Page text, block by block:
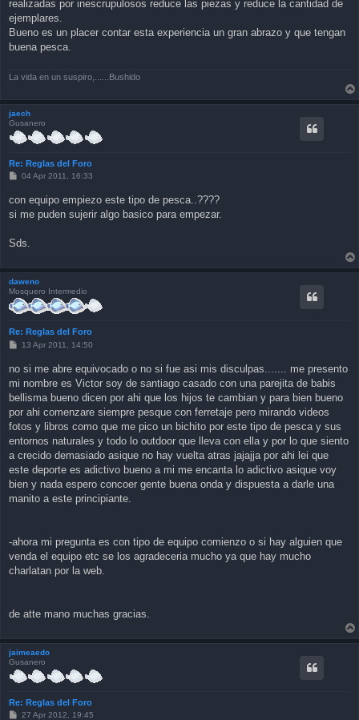
realizadas por inescrupulosos reduce las piezas y reduce la cantidad de
ejemplares.
Bueno es un placer contar esta experiencia un gran abrazo y que tengan
buena pesca.
La vida en un suspiro,......Bushido
jaech
Gusanero
Re: Reglas del Foro
P
t
04 Apr 2011, 16:33
con equipo empiezo este tipo de pesca..????
si me puden sujerir algo basico para empezar.
Sds.
daweno
Mosquero Intermedio
Re: Reglas del Foro
P
t
13 Apr 2011, 14:50
no si me abre equivocado o no si fue asi mis disculpas....... me presento
mi nombre es Victor soy de santiago casado con una parejita de babis
bellisma bueno dicen por ahi que los hijos te cambian y para bien bueno
por ahi comenzare siempre pesque con ferretaje pero mirando videos
fotos y libros como que me pico un bichito por este tipo de pesca y sus
entornos naturales y todo lo outdoor que lleva con ella y por lo que siento
a crecido demasiado asique no hay vuelta atras jajajja por ahi lei que
este deporte es adictivo bueno a mi me encanta lo adictivo asique voy
bien y nada espero concoer gente buena onda y dispuesta a darle una
manito a este principiante.
-ahora mi pregunta es con tipo de equipo comienzo o si hay alguien que
venda el equipo etc se los agradeceria mucho ya que hay mucho
charlatan por la web.
de atte mano muchas gracias.
jaimeaedo
Gusanero
Re: Reglas del Foro
P27 Apr 2012, 19:45